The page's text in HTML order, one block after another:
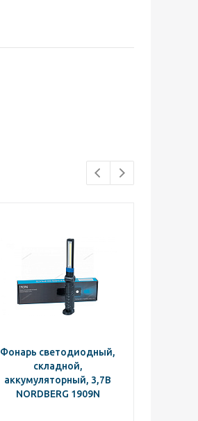
Фонарь светодиодный,
складной,
аккумуляторный, 3,7В
NORDBERG 1909N